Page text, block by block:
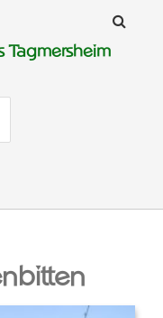
Tagmersheim